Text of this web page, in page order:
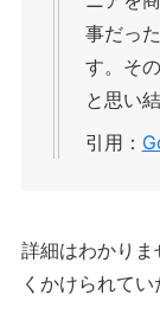
事だっ
す。そ
と思い
引用：
詳細はわかりま
くかけられてい